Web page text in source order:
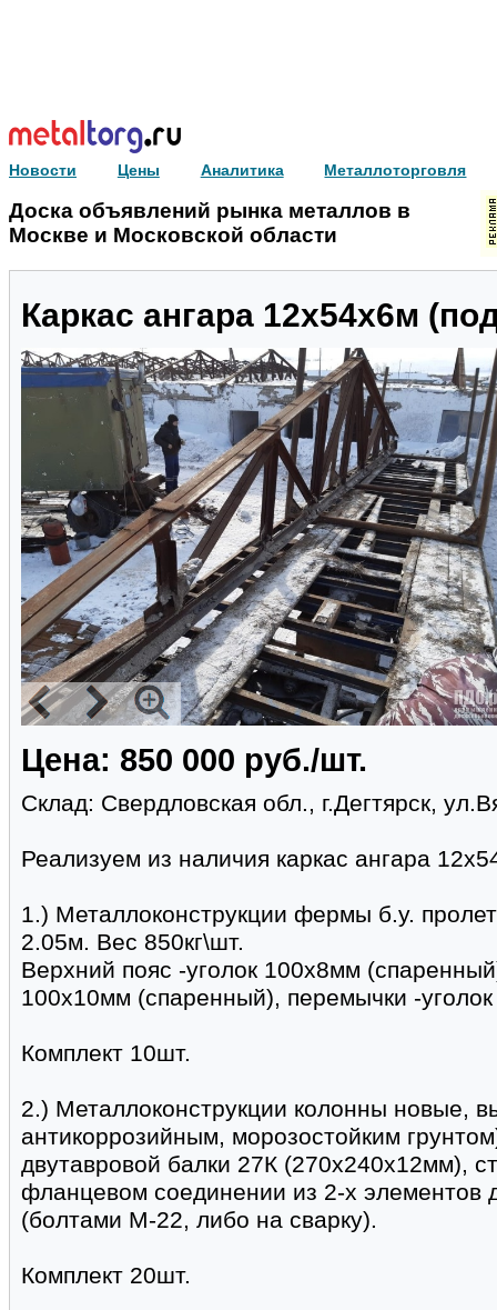
Новости Цены Аналитика Металлоторговля
Доска объявлений рынка металлов в
Москве и Московской области
Каркас ангара 12х54х6м
Цена: 850 000 руб./шт.
Склад: Свердловская обл., г.Дегтярск,
Реализуем из наличия каркас ангара
1.) Металлоконструкции фермы б.у.
2.05м. Вес 850кг\шт.
Верхний пояс -уголок 100х8мм
100х10мм (спаренный), перемычки -
Комплект 10шт.
2.) Металлоконструкции колонны новые,
антикоррозийным, морозостойким
двутавровой балки 27К (270х240х12мм),
фланцевом соединении из 2-х элементов
(болтами М-22, либо на сварку).
Комплект 20шт.